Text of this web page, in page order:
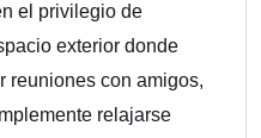
el privilegio de
exterior donde
reuniones con amigos,
relajarse